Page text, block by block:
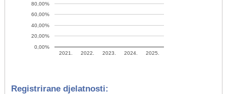
2021. 2022. 2023. 2024. 2025.
0,00%
20,00%
40,00%
60,00%
80,00%
Registrirane djelatnosti: